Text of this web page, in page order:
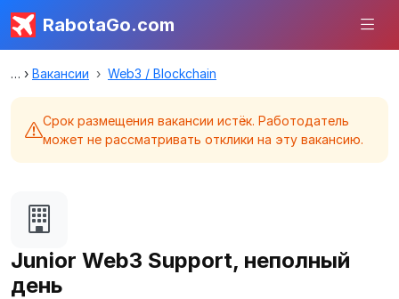
RabotaGo.com
Вакансии Web3 / Blockchain
Срок размещения вакансии истёк. Работодатель
может не рассматривать отклики на эту вакансию.
Junior Web3 Support, неполный
день